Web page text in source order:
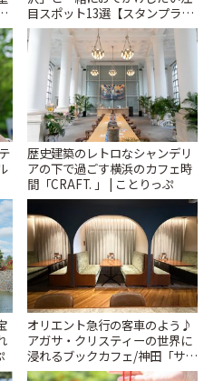
目スポット13選【スタンプラリ
ー開催中】 | ことりっぷ
歴史建築のレトロなシャンデリ
アの下で過ごす横浜のカフェ時
間「CRAFT. 」 | ことりっぷ
オリエント急行の客車のよう♪
アガサ・クリスティーの世界に
浸れるブックカフェ/神田「サロ
ンクリスティ」 | ことりっぷ